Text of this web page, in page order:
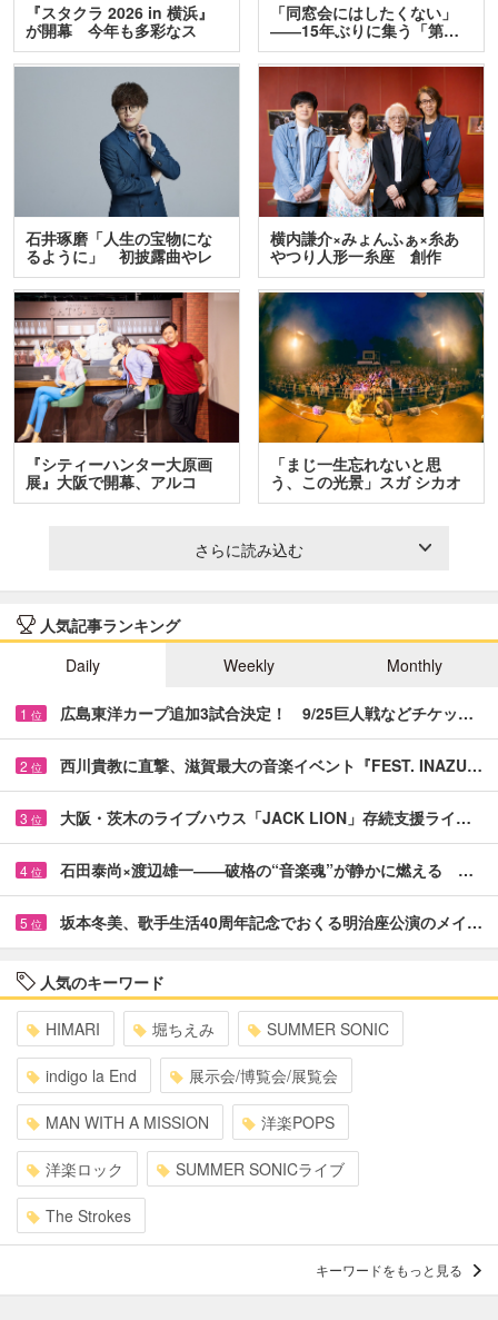
『スタクラ 2026 in 横浜』
が開幕 今年も多彩なス
テ…
「同窓会にはしたくない」
――15年ぶりに集う「第…
石井琢磨「人生の宝物にな
るように」 初披露曲やレ
ア…
横内謙介×みょんふぁ×糸あ
やつり人形一糸座 創作
人…
『シティーハンター大原画
展』大阪で開幕、アルコ
＆…
「まじ一生忘れないと思
う、この光景」スガ シカオ
と…
さらに読み込む
人気記事ランキング
Daily
Weekly Monthly
1 位 広島東洋カープ追加3試合決定！ 9/25巨人戦などチケッ…
2 位 西川貴教に直撃、滋賀最大の音楽イベント『FEST. INAZU…
3 位 大阪・茨木のライブハウス「JACK LION」存続支援ライ…
4 位 石田泰尚×渡辺雄一――破格の“音楽魂”が静かに燃える …
5 位 坂本冬美、歌手生活40周年記念でおくる明治座公演のメイ…
人気のキーワード
HIMARI 堀ちえみ SUMMER SONIC
indigo la End 展示会/博覧会/展覧会
MAN WITH A MISSION 洋楽POPS
洋楽ロック SUMMER SONICライブ
The Strokes
キーワードをもっと見る